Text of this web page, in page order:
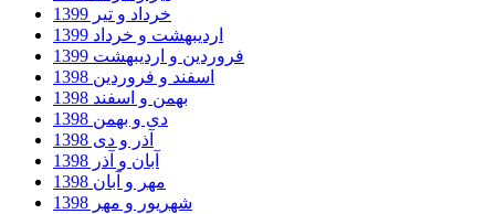
خرداد و تیر 1399
اردیبهشت و خرداد 1399
فروردین و اردیبهشت 1399
اسفند و فروردین 1398
بهمن و اسفند 1398
دی و بهمن 1398
آذر و دی 1398
آبان و آذر 1398
مهر و آبان 1398
شهریور و مهر 1398